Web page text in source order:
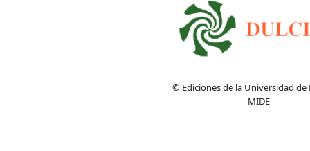
© Ediciones de la Universidad de
MIDE